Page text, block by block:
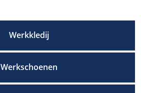
Werkkledij
Werkschoenen